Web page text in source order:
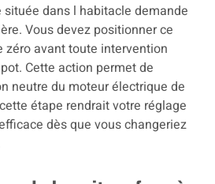
dans l habitacle demande
Vous devez positionner ce
zéro avant toute intervention
Cette action permet de
neutre du moteur électrique de
étape rendrait votre réglage
dès que vous changeriez